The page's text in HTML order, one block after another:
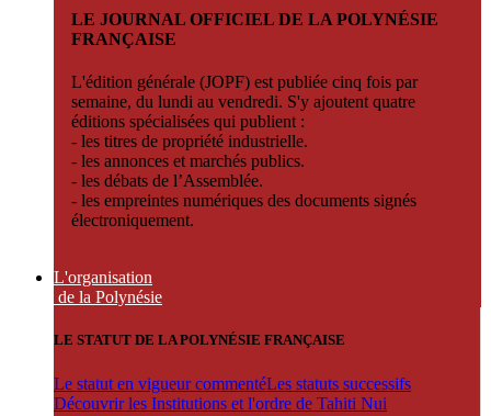
LE JOURNAL OFFICIEL DE LA POLYNÉSIE
FRANÇAISE
L'édition générale (JOPF) est publiée cinq fois par
semaine, du lundi au vendredi. S'y ajoutent quatre
éditions spécialisées qui publient :
- les titres de propriété industrielle.
- les annonces et marchés publics.
- les débats de l’Assemblée.
- les empreintes numériques des documents signés
électroniquement.
L'organisation
de la Polynésie
LE STATUT DE LA POLYNÉSIE FRANÇAISE
Le statut en vigueur commentéLes statuts successifs
Découvrir les Institutions et l'ordre de Tahiti Nui